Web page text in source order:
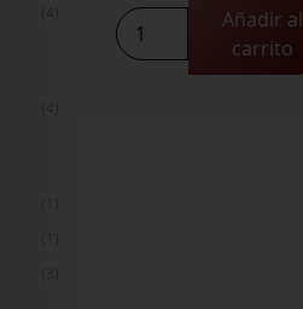
Mandilari
Plakoura
Añadir al
carrito